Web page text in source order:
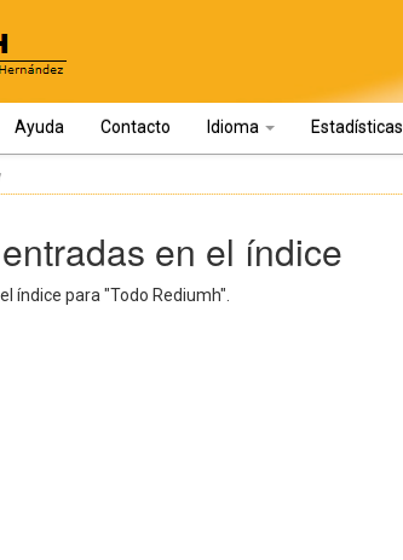
Ayuda Contacto Idioma Estadísticas
en el índice
índice para "Todo Rediumh".